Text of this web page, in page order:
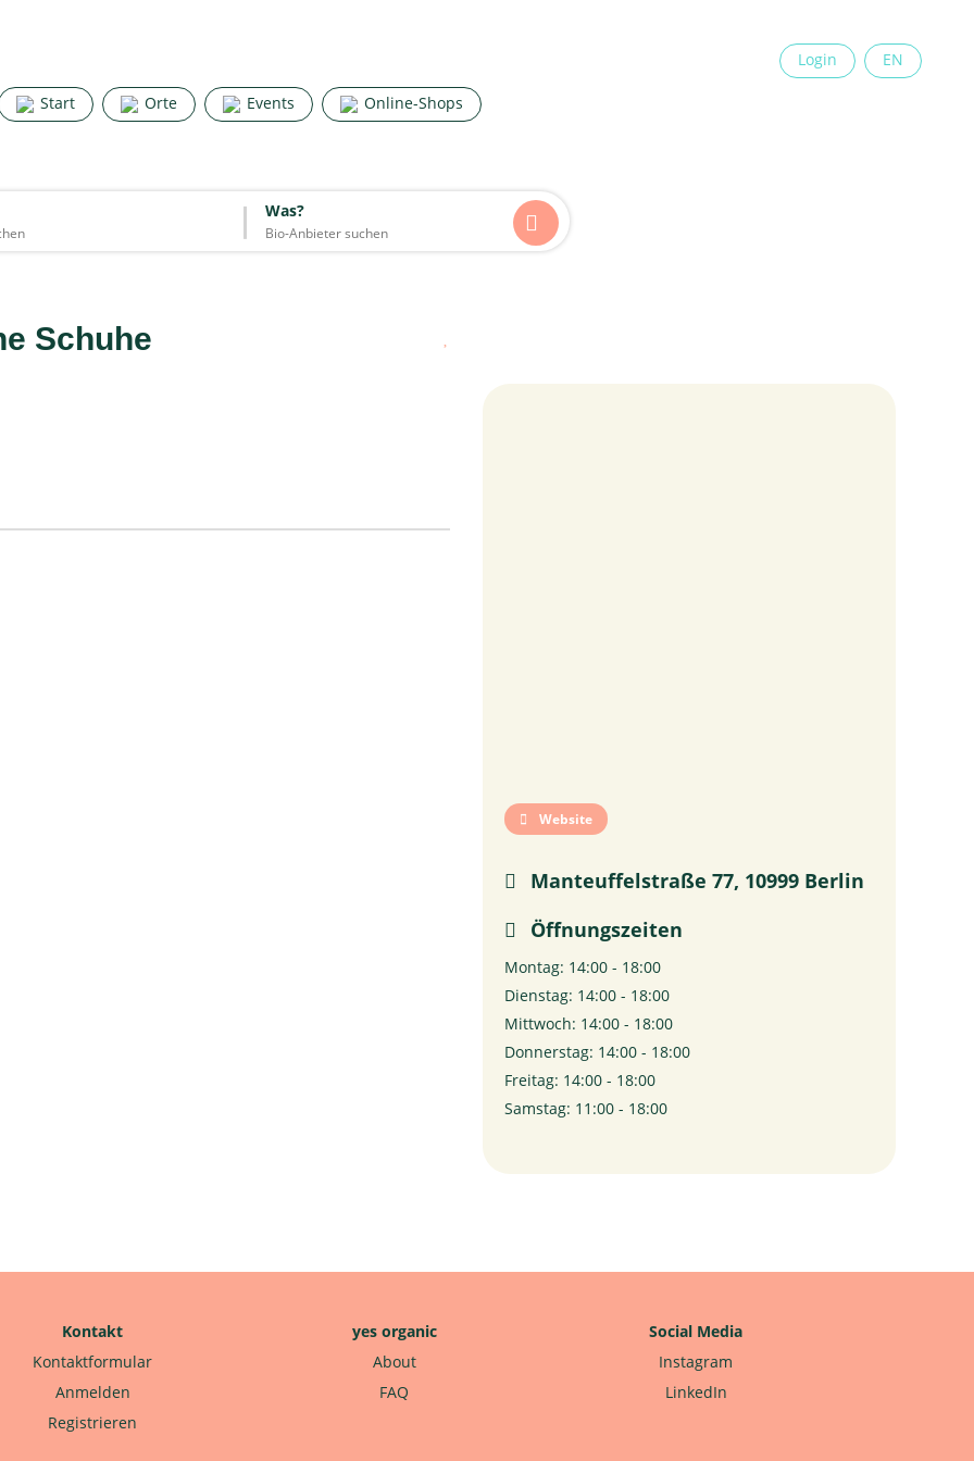
Start Orte Events Online-Shops
Login EN
Was?
×
Start Orte Events Online-Shops
Was?
Schuhe
Website
Manteuffelstraße 77, 10999 Berlin
Öffnungszeiten
Montag: 14:00 - 18:00
Dienstag: 14:00 - 18:00
Mittwoch: 14:00 - 18:00
Donnerstag: 14:00 - 18:00
Freitag: 14:00 - 18:00
Samstag: 11:00 - 18:00
Kontakt
Kontaktformular
Anmelden
Registrieren
yes organic
About
FAQ
Social Media
Instagram
LinkedIn